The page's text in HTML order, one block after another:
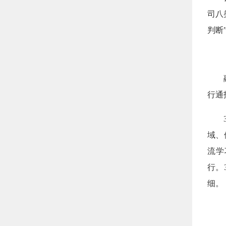
司八
判断
行通
域、
流学
行。
细。